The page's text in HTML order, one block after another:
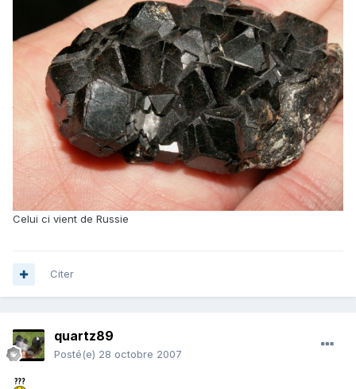
Celui ci vient de Russie
Citer
quartz89
Posté(e) 28 octobre 2007